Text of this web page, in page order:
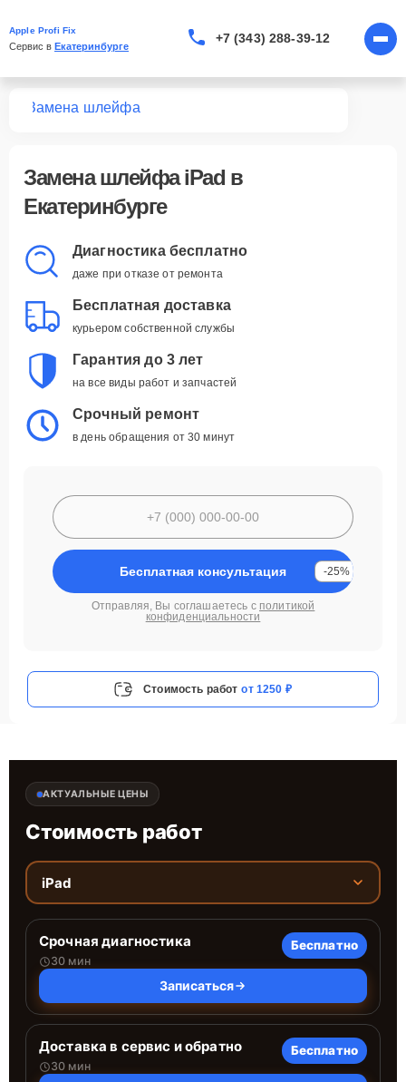
Apple Profi Fix
Сервис в Екатеринбурге
+7 (343) 288-39-12
Замена шлейфа
Замена шлейфа iPad в
Екатеринбурге
Диагностика бесплатно
даже при отказе от ремонта
Бесплатная доставка
курьером собственной службы
Гарантия до 3 лет
на все виды работ и запчастей
Срочный ремонт
в день обращения от 30 минут
Бесплатная консультация -25%
Отправляя, Вы соглашаетесь с политикой
конфиденциальности
Стоимость работ от 1250 ₽
АКТУАЛЬНЫЕ ЦЕНЫ
Стоимость работ
iPad
Срочная диагностика
30 мин
Бесплатно
Записаться
Доставка в сервис и обратно
30 мин
Бесплатно